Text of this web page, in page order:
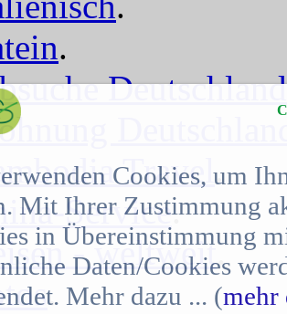
.
Deutschland
Travel.
Service.
- weltweit.
.
Cookies, um
Mit Ihrer Zustimmung
in Übereinstimmung
Daten/Cookies
Mehr dazu ... (mehr